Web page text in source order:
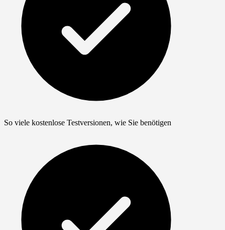
So viele kostenlose Testversionen, wie Sie benötigen